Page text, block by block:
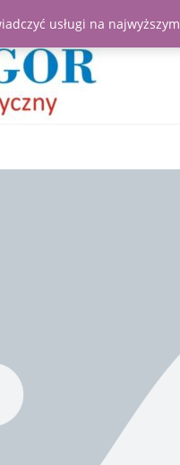
usługi na